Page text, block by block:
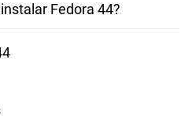
Fedora 44?